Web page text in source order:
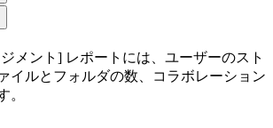
メント] レポートには、ユーザーのスト
イルとフォルダの数、コラボレーション
。